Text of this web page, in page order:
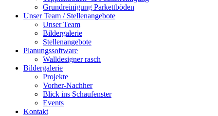
Grundreinigung Parkettböden
Unser Team / Stellenangebote
Unser Team
Bildergalerie
Stellenangebote
Planungssoftware
Walldesigner rasch
Bildergalerie
Projekte
Vorher-Nachher
Blick ins Schaufenster
Events
Kontakt